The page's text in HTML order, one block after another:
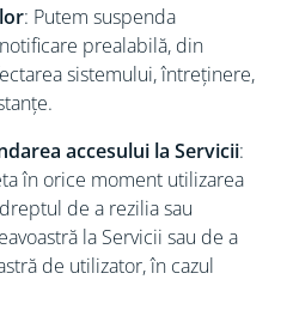
: Putem suspenda
prealabilă, din
sistemului, întreținere,
accesului la Servicii:
în orice moment utilizarea
de a rezilia sau
la Servicii sau de a
de utilizator, în cazul